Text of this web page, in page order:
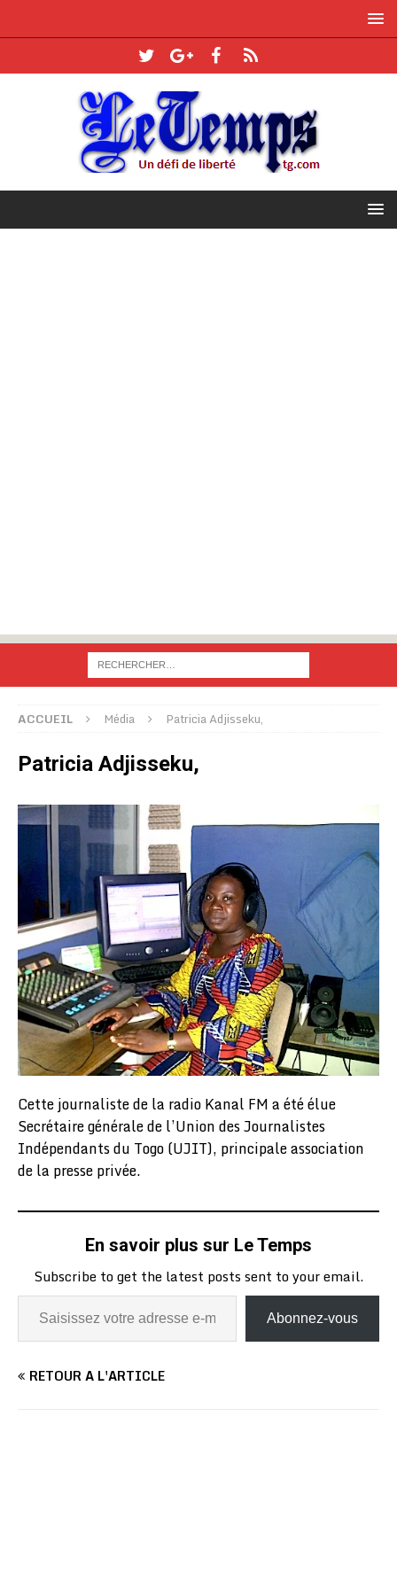
ACCUEIL Média Patricia Adjisseku,
Patricia Adjisseku,
Cette journaliste de la radio Kanal FM a été élue
Secrétaire générale de l’Union des Journalistes
Indépendants du Togo (UJIT), principale association
de la presse privée.
En savoir plus sur Le Temps
Subscribe to get the latest posts sent to your email.
Abonnez-vous
RETOUR À L'ARTICLE